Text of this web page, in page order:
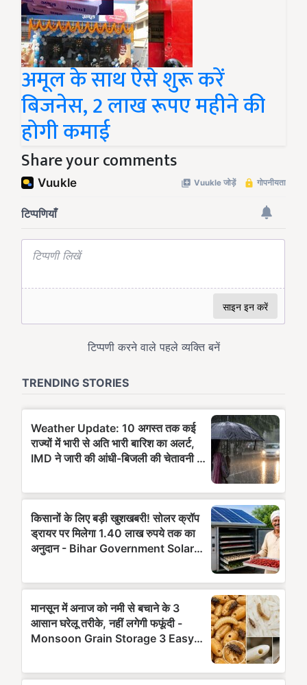
अमूल के साथ ऐसे शुरू करें
बिजनेस, 2 लाख रूपए महीने की
होगी कमाई
Share your comments